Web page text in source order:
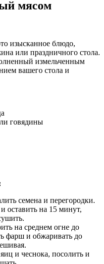
мясом
изысканное блюдо,
или праздничного стола.
измельченным
вашего стола и
говядины
семена и перегородки.
оставить на 15 минут,
на среднем огне до
фарш и обжаривать до
и чеснока, посолить и